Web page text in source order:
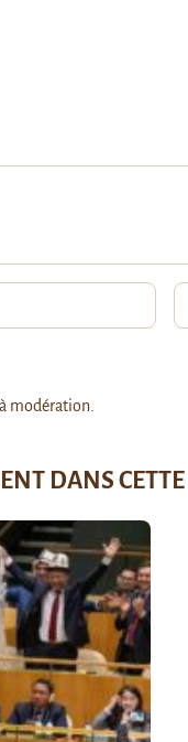
modération.
DANS